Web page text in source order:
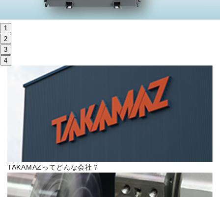
サステナビリティ
お問い合わせ
高松流技
ご利用に際して
当社のセキュリティへの取り組み
プライバシーポリシー
1
2
3
4
TAKAMAZってどんな会社？